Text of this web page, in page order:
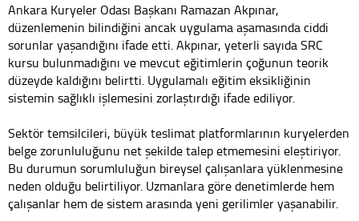
Ankara Kuryeler Odası Başkanı Ramazan Akpınar,
düzenlemenin bilindiğini ancak uygulama aşamasında ciddi
sorunlar yaşandığını ifade etti. Akpınar, yeterli sayıda SRC
kursu bulunmadığını ve mevcut eğitimlerin çoğunun teorik
düzeyde kaldığını belirtti. Uygulamalı eğitim eksikliğinin
sistemin sağlıklı işlemesini zorlaştırdığı ifade ediliyor.
Sektör temsilcileri, büyük teslimat platformlarının kuryelerden
belge zorunluluğunu net şekilde talep etmemesini eleştiriyor.
Bu durumun sorumluluğun bireysel çalışanlara yüklenmesine
neden olduğu belirtiliyor. Uzmanlara göre denetimlerde hem
çalışanlar hem de sistem arasında yeni gerilimler yaşanabilir.